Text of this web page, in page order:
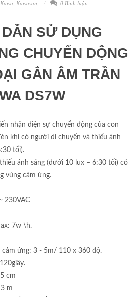
Kawasan 0 Bình luận
SỬ DỤNG
CHUYỂN DỘNG
GẮN ÂM TRẦN
DS7W
nhận diện sự chuyển động của con
khi có người di chuyển và thiếu ánh
tối).
ánh sáng (dưới 10 lux – 6:30 tối) có
vùng cảm ứng.
230VAC
7w \h.
cảm ứng: 3 - 5m/ 110 x 360 độ.
cm
m